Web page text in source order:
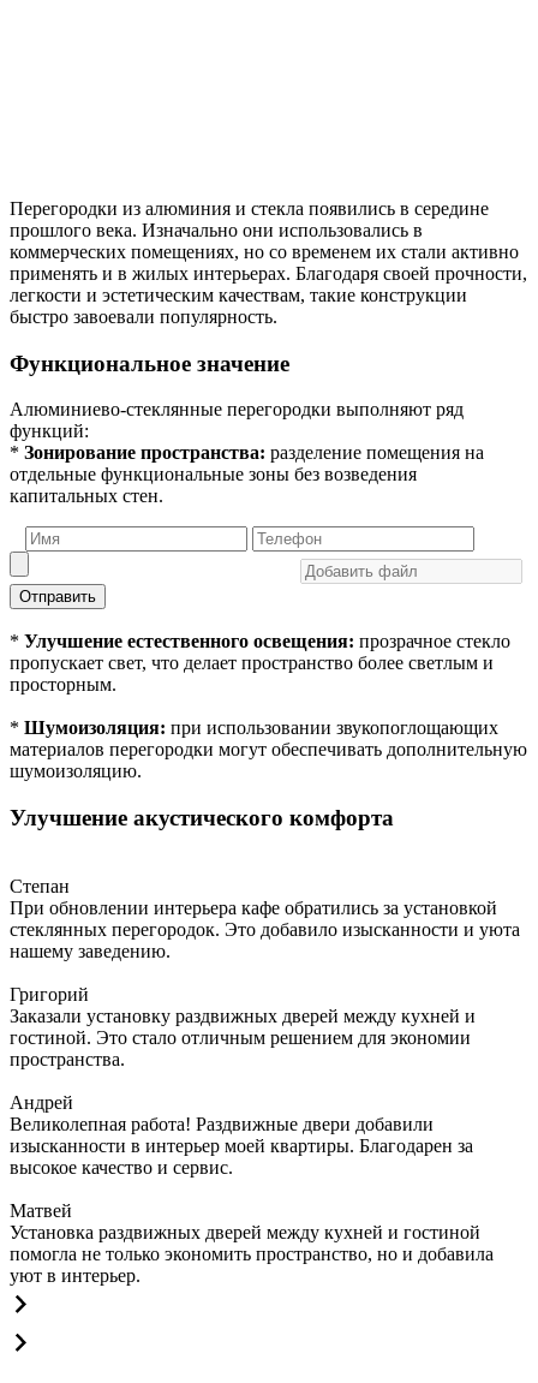
Перегородки из алюминия и стекла появились в середине
прошлого века. Изначально они использовались в
коммерческих помещениях, но со временем их стали активно
применять и в жилых интерьерах. Благодаря своей прочности,
легкости и эстетическим качествам, такие конструкции
быстро завоевали популярность.
Функциональное значение
Алюминиево-стеклянные перегородки выполняют ряд
функций:
* Зонирование пространства: разделение помещения на
отдельные функциональные зоны без возведения
капитальных стен.
Отправить
* Улучшение естественного освещения: прозрачное стекло
пропускает свет, что делает пространство более светлым и
просторным.
* Шумоизоляция: при использовании звукопоглощающих
материалов перегородки могут обеспечивать дополнительную
шумоизоляцию.
Улучшение акустического комфорта
Степан
При обновлении интерьера кафе обратились за установкой
стеклянных перегородок. Это добавило изысканности и уюта
нашему заведению.
Григорий
Заказали установку раздвижных дверей между кухней и
гостиной. Это стало отличным решением для экономии
пространства.
Андрей
Великолепная работа! Раздвижные двери добавили
изысканности в интерьер моей квартиры. Благодарен за
высокое качество и сервис.
Матвей
Установка раздвижных дверей между кухней и гостиной
помогла не только экономить пространство, но и добавила
уют в интерьер.